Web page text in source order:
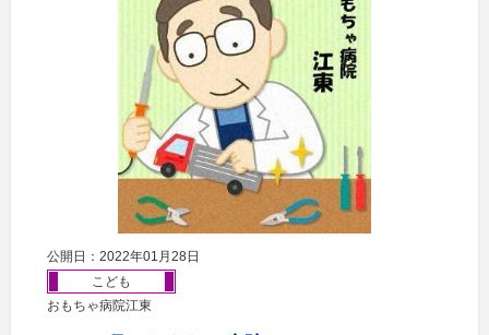
公開日：2022年01月28日
こども
おもちゃ病院江東